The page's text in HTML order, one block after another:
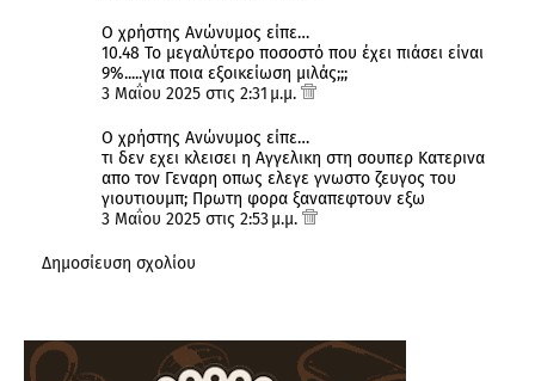
Ο χρήστης Ανώνυμος είπε…
10.48 Το μεγαλύτερο ποσοστό που έχει πιάσει είναι
9%.....για ποια εξοικείωση μιλάς;;;
3 Μαΐου 2025 στις 2:31 μ.μ.
Ο χρήστης Ανώνυμος είπε…
τι δεν εχει κλεισει η Αγγελικη στη σουπερ Κατερινα
απο τον Γεναρη οπως ελεγε γνωστο ζευγος του
γιουτιουμπ; Πρωτη φορα ξαναπεφτουν εξω
3 Μαΐου 2025 στις 2:53 μ.μ.
Δημοσίευση σχολίου